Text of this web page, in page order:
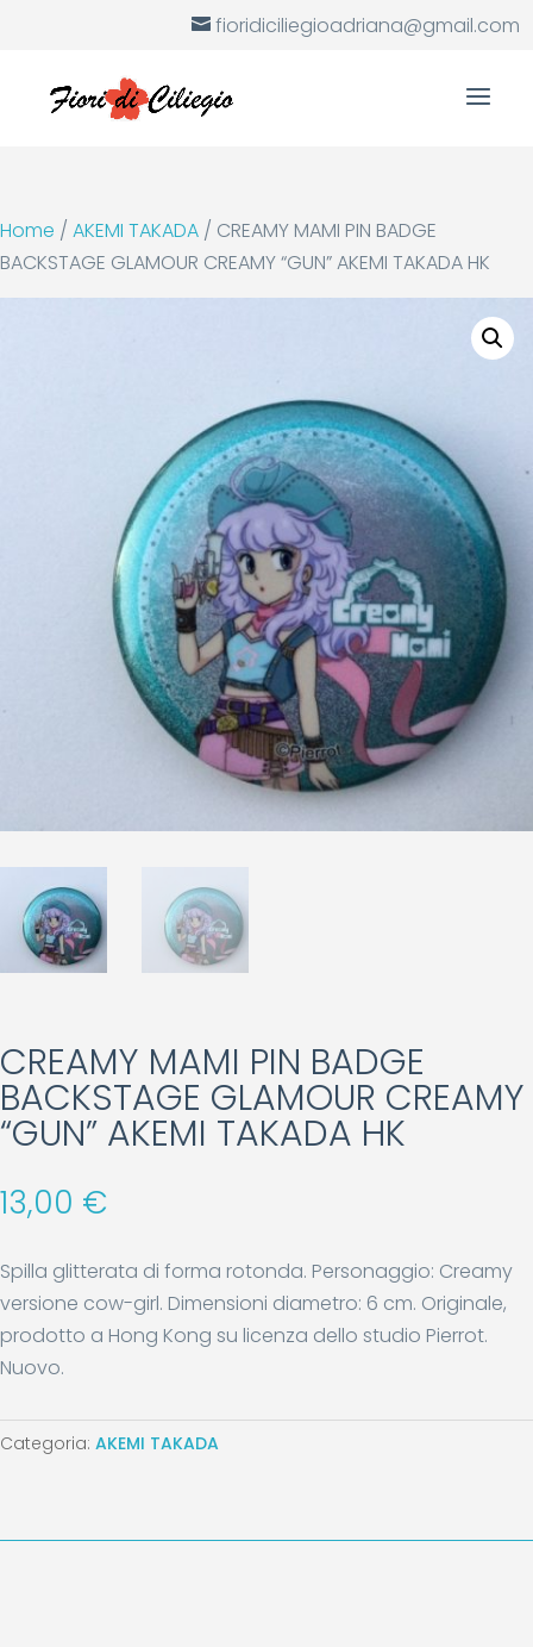
fioridiciliegioadriana@gmail.com
Home / AKEMI TAKADA / CREAMY MAMI PIN BADGE
BACKSTAGE GLAMOUR CREAMY “GUN” AKEMI TAKADA HK
CREAMY MAMI PIN BADGE
BACKSTAGE GLAMOUR CREAMY
“GUN” AKEMI TAKADA HK
13,00 €
Spilla glitterata di forma rotonda. Personaggio: Creamy
versione cow-girl. Dimensioni diametro: 6 cm. Originale,
prodotto a Hong Kong su licenza dello studio Pierrot.
Nuovo.
Categoria: AKEMI TAKADA